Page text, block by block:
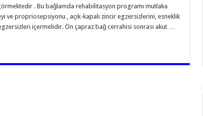
. Bu bağlamda rehabilitasyon programı mutlaka
propriosepsiyonu , açık-kapalı zincir egzersizlerini, esneklik
içermelidir. Ön çapraz bağ cerrahisi sonrası akut …